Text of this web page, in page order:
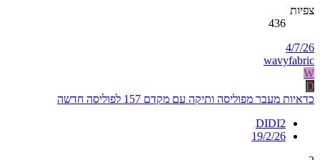
צפיות
436
4/7/26
wavyfabric
W
D
כדאיות מעבר מפוליסה ותיקה עם מקדם 157 לפוליסה חדשה
DIDI2
19/2/26